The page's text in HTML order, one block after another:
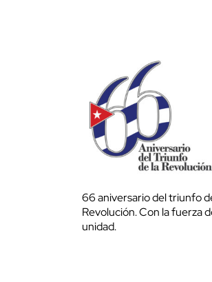
66 aniversario del triunfo
Revolución. Con la fuerza
unidad.